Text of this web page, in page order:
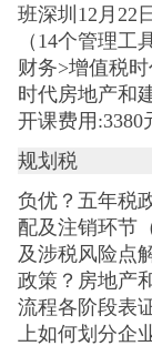
博网
新兴服
商代办公司_
77.71万户
源和房屋管
道_凤凰网
班深圳12月22
（14个管理
财务>增值税
时代房地产和
开课费用
规划税
负优？五年税
配及注销环节
及涉税风险点
政策？房地产
流程各阶段表
上如何划分企